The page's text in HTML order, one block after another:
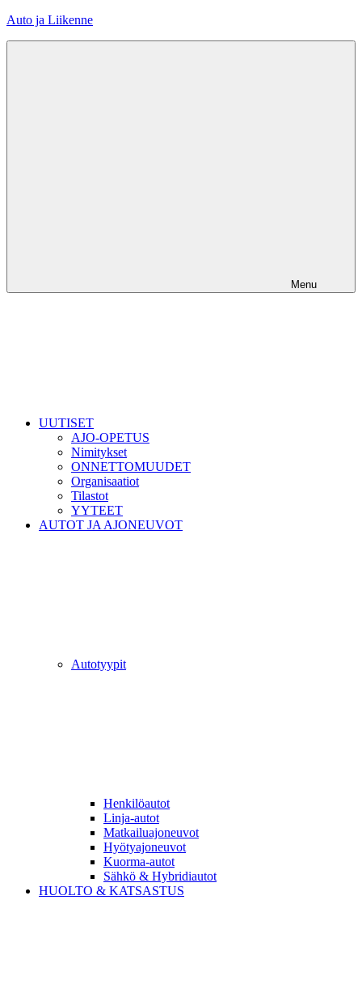
Skip
Auto ja Liikenne
Menu
UUTISET
AJO-OPETUS
Nimitykset
ONNETTOMUUDET
Organisaatiot
Tilastot
YYTEET
AUTOT JA AJONEUVOT
Autotyypit
Henkilöautot
Linja-autot
Matkailuajoneuvot
Hyötyajoneuvot
Kuorma-autot
Sähkö & Hybridiautot
HUOLTO & KATSASTUS